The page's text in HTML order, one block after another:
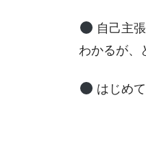
自己主
わかるが、
はじめ